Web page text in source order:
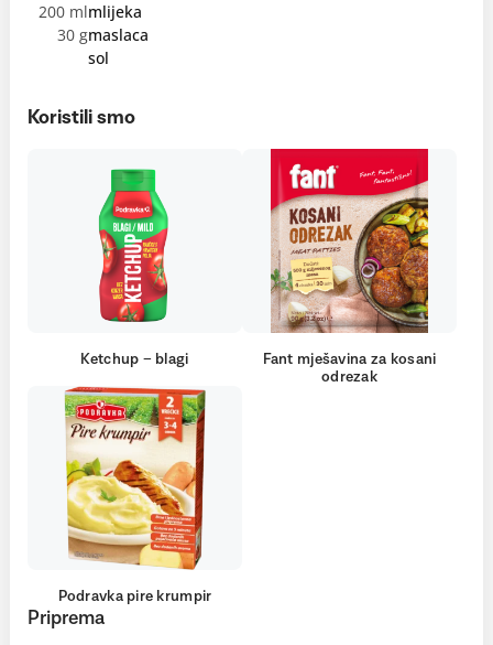
200 mlmlijeka
30 gmaslaca
sol
Koristili smo
Ketchup – blagi
Fant mješavina za kosani
odrezak
Podravka pire krumpir
Priprema